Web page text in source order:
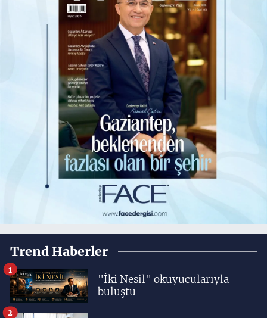
Trend Haberler
"İki Nesil" okuyucularıyla
buluştu
1
2